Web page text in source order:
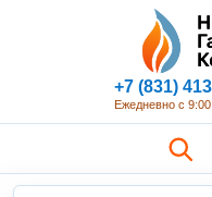
+7 (831)
Ежедневно с